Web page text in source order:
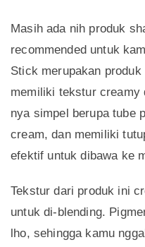
Masih ada nih produk
recommended untuk
Stick merupakan
memiliki tekstur creamy
nya simpel berupa tube
cream, dan memiliki
efektif untuk dibawa ke
Tekstur dari produk ini
untuk di-blending.
lho, sehingga kamu